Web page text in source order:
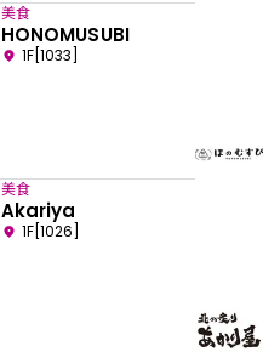
美食
HONOMUSUBI
1F[1033]
美食
Akariya
1F[1026]